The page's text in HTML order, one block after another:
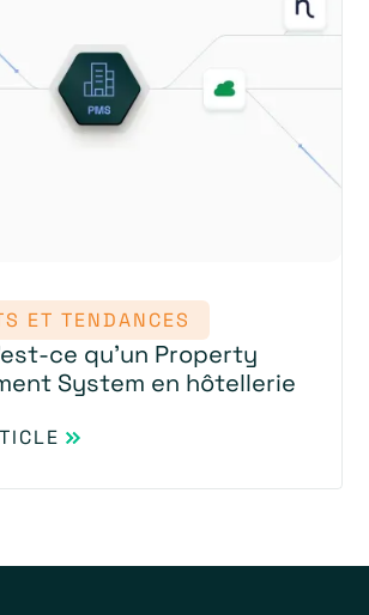
ET TENDANCES
ce qu’un Property
System en hôtellerie